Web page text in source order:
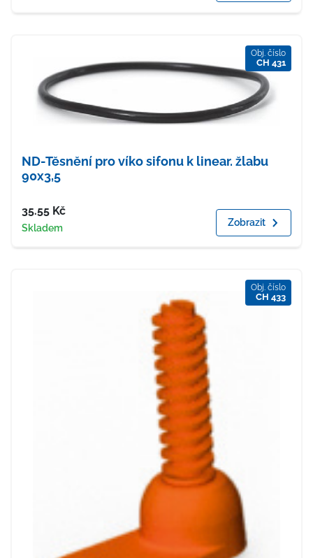
Obj. číslo
CH 431
ND-Těsnění pro víko sifonu k linear. žlabu
90x3,5
Cena
35.55 Kč
Dostupnost
Skladem Zobrazit
Obj. číslo
CH 433